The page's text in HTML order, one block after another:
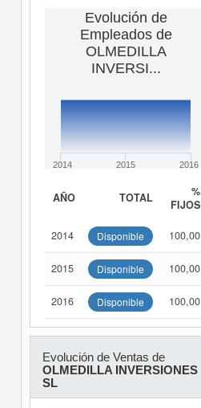
Evolución de
Empleados de
OLMEDILLA
INVERSI...
2014 2015 2016
AÑO TOTAL
%
FIJOS
2014 Disponible 100,00
2015 Disponible 100,00
2016 Disponible 100,00
Evolución de Ventas de
OLMEDILLA INVERSIONES
SL